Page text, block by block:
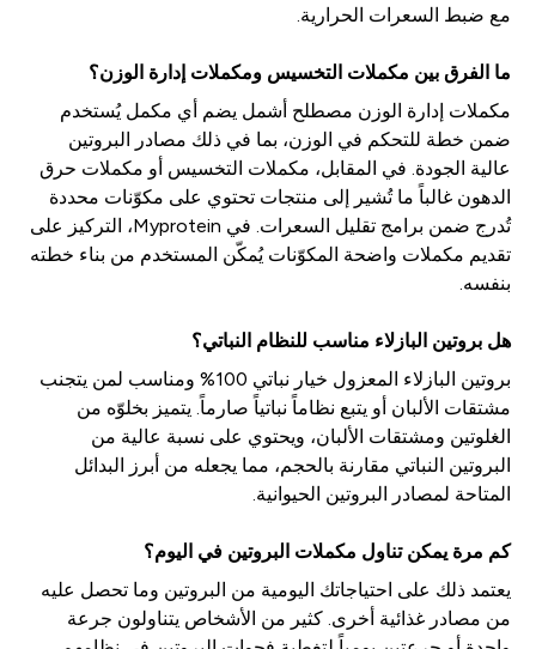
مع ضبط السعرات الحرارية.
ما الفرق بين مكملات التخسيس ومكملات إدارة الوزن؟
مكملات إدارة الوزن مصطلح أشمل يضم أي مكمل يُستخدم
ضمن خطة للتحكم في الوزن، بما في ذلك مصادر البروتين
عالية الجودة. في المقابل، مكملات التخسيس أو مكملات حرق
الدهون غالباً ما تُشير إلى منتجات تحتوي على مكوّنات محددة
تُدرج ضمن برامج تقليل السعرات. في Myprotein، التركيز على
تقديم مكملات واضحة المكوّنات يُمكّن المستخدم من بناء خطته
بنفسه.
هل بروتين البازلاء مناسب للنظام النباتي؟
بروتين البازلاء المعزول خيار نباتي 100% ومناسب لمن يتجنب
مشتقات الألبان أو يتبع نظاماً نباتياً صارماً. يتميز بخلوّه من
الغلوتين ومشتقات الألبان، ويحتوي على نسبة عالية من
البروتين النباتي مقارنة بالحجم، مما يجعله من أبرز البدائل
المتاحة لمصادر البروتين الحيوانية.
كم مرة يمكن تناول مكملات البروتين في اليوم؟
يعتمد ذلك على احتياجاتك اليومية من البروتين وما تحصل عليه
من مصادر غذائية أخرى. كثير من الأشخاص يتناولون جرعة